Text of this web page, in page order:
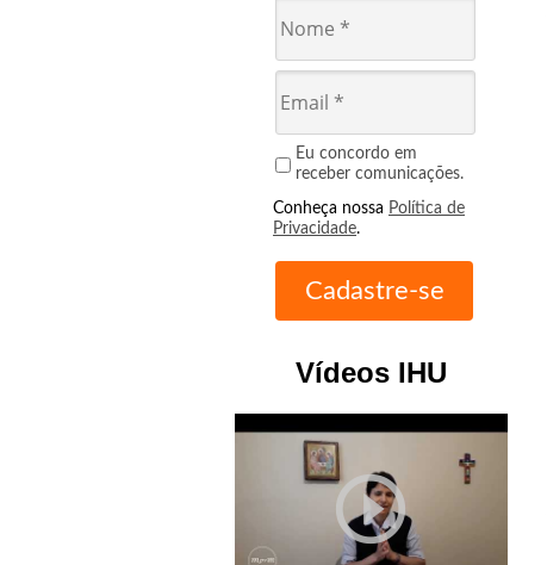
Eu concordo em
receber comunicações.
Conheça nossa Política de
Privacidade.
Vídeos IHU
play_circle_outline